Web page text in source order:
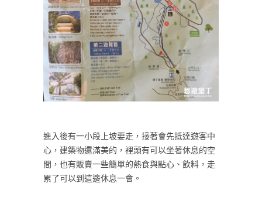
進入後有一小段上坡要走，接著會先抵達遊客中
心，建築物還滿美的，裡頭有可以坐著休息的空
間，也有販賣一些簡單的熱食與點心、飲料，走
累了可以到這邊休息一會。